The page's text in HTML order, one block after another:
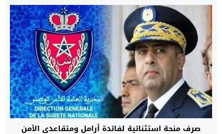
صرف منحة استثنائية لفائدة أرامل ومتقاعدي الأمن